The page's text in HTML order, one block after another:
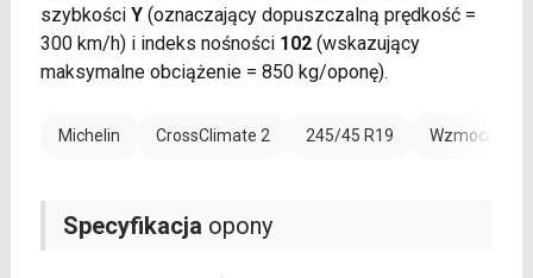
szybkości Y(oznaczający dopuszczalną prędkość =
300 km/h) i indeks nośności 102(wskazujący
maksymalne obciążenie = 850 kg/oponę).
Michelin CrossClimate 2 245/45 R19
Specyfikacja opony